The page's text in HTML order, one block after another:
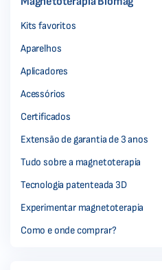
Kits favoritos
Aparelhos
Aplicadores
Acessórios
Certificados
Extensão de garantia de 3 anos
Tudo sobre a magnetoterapia
Tecnologia patenteada 3D
Experimentar magnetoterapia
Como e onde comprar?